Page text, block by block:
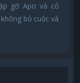
gỡ Apo và cố
bỏ cuộc và